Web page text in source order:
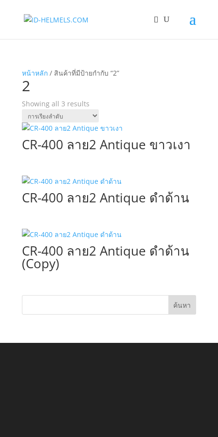
หน้าหลัก/ สินค้าที่มีป้ายกำกับ “2”
2
Showing all 3 results
CR-400 ลาย2 Antique ขาวเงา
CR-400 ลาย2 Antique ดำด้าน
CR-400 ลาย2 Antique ดำด้าน
(Copy)
ค้นหา